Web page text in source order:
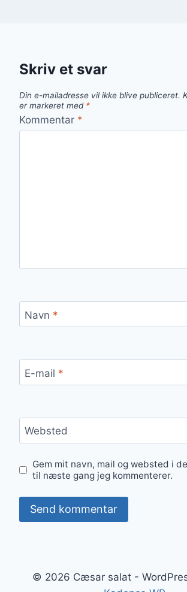
Skriv et svar
Din e-mailadresse vil ikke blive publiceret.
er markeret med *
Kommentar *
Navn *
E-mail *
Websted
Gem mit navn, mail og websted i
til næste gang jeg kommenterer.
© 2026 Cæsar salat -